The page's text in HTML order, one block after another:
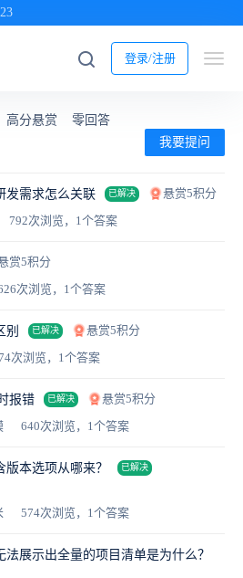
登录/注册
高分悬赏
零回答
我要提问
发需求怎么关联 已解决
悬赏5积分
792次浏览，1个答案
赏5积分
次浏览，1个答案
别 已解决
悬赏5积分
次浏览，1个答案
报错 已解决
悬赏5积分
640次浏览，1个答案
本选项从哪来？ 已解决
574次浏览，1个答案
法展示出全量的项目清单是为什么？